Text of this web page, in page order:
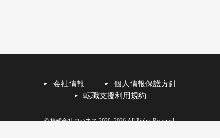
会社情報
個人情報保護方針
転職支援利用規約
© 株式会社ロジネス 2020- 2026 All Rights Reserved.